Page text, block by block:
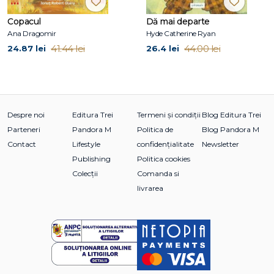
Copacul
Ana Dragomir
24.87 lei 41.44 lei
Dă mai departe
Hyde Catherine Ryan
26.4 lei 44.00 lei
Despre noi
Parteneri
Contact
Editura Trei
Pandora M
Lifestyle
Publishing
Colecții
Termeni și condiții
Politica de
confidențialitate
Politica cookies
Comanda si
livrarea
Blog Editura Trei
Blog Pandora M
Newsletter